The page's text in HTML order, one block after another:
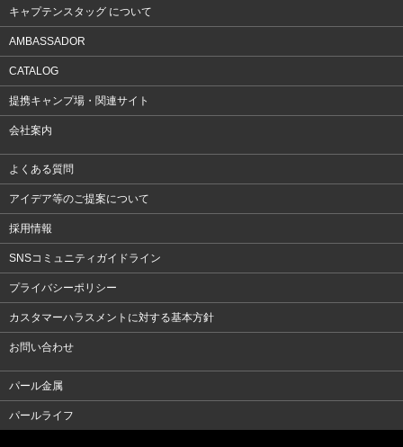
キャプテンスタッグ について
AMBASSADOR
CATALOG
提携キャンプ場・関連サイト
会社案内
よくある質問
アイデア等のご提案について
採用情報
SNSコミュニティガイドライン
プライバシーポリシー
カスタマーハラスメントに対する基本方針
お問い合わせ
パール金属
パールライフ